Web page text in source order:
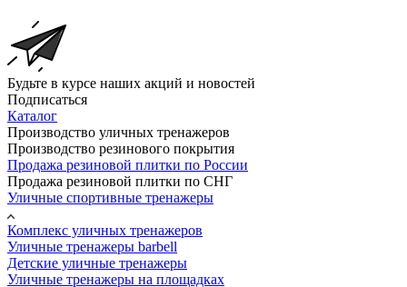
Будьте в курсе наших акций и новостей
Подписаться
Каталог
Производство уличных тренажеров
Производство резинового покрытия
Продажа резиновой плитки по России
Продажа резиновой плитки по СНГ
Уличные спортивные тренажеры
Комплекс уличных тренажеров
Уличные тренажеры barbell
Детские уличные тренажеры
Уличные тренажеры на площадках